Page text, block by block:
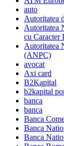
auto
Autoritatea
Autoritatea
cu Caracter
Autoritatea
(ANPC)
avocat
Axi card
B2Kapital
b2kapital
banca
banca
Banca
Banca
Banca